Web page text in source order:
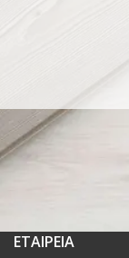
ΕΤΑΙΡΕΙΑ